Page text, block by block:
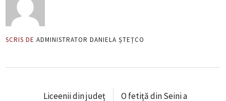
SCRIS DE ADMINISTRATOR DANIELA ȘTEȚCO
Liceenii din județ
O fetiță din Seini a